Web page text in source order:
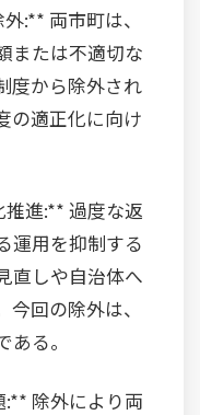
:** 両市町は、
または不適切な
度から除外され
の適正化に向け
進:** 過度な返
運用を抑制する
直しや自治体へ
回の除外は、
る。
除外により両